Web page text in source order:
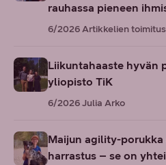
rauhassa pieneen
6/2026Artikkelien toimitus
Liikuntahaaste hyvän
yliopisto TiK
6/2026Julia Arko
Maijun agility-porukka
harrastus – se on